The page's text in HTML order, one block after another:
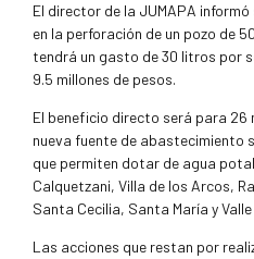
El director de la JUMAPA
en la perforación de un pozo de
tendrá un gasto de 30 litros por
9.5 millones de pesos.
El beneficio directo será para 26
nueva fuente de abastecimiento
que permiten dotar de agua
Calquetzani, Villa de los Arcos,
Santa Cecilia, Santa María y
Las acciones que restan por